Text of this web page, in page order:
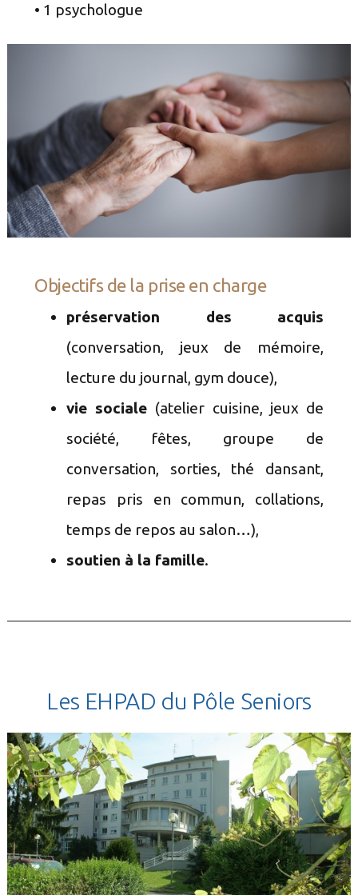
• 1 psychologue
Objectifs de la prise en charge
préservation des acquis
(conversation, jeux de mémoire,
lecture du journal, gym douce),
vie sociale (atelier cuisine, jeux de
société, fêtes, groupe de
conversation, sorties, thé dansant,
repas pris en commun, collations,
temps de repos au salon…),
soutien à la famille.
Les EHPAD du Pôle Seniors